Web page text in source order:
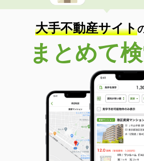
大手不動産サイト
まとめて検